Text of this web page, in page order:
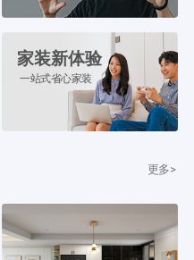
家装新体验
一站式省心家装
更多>